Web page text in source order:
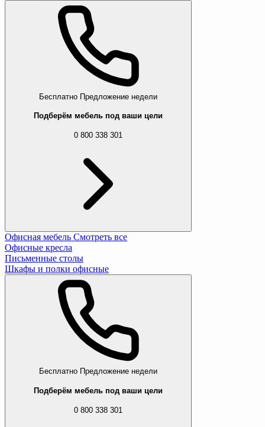
Бесплатно Предложение недели
Подберём мебель под ваши цели
0 800 338 301
Офисная мебель Смотреть все
Офисные кресла
Письменные столы
Шкафы и полки офисные
Бесплатно Предложение недели
Подберём мебель под ваши цели
0 800 338 301